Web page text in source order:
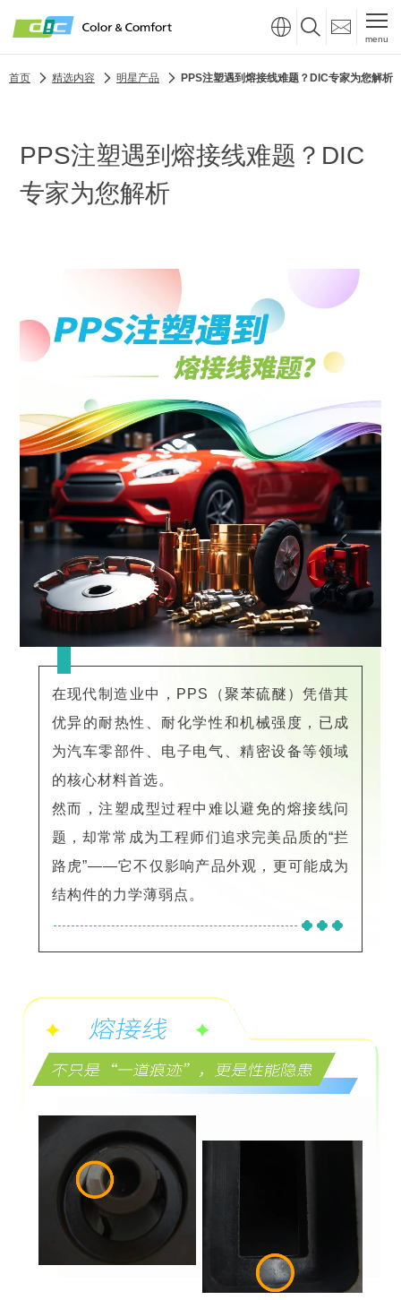
menu
首页 精选内容 明星产品 PPS注塑遇到熔接线难题？DIC专家为您解析
PPS注塑遇到熔接线难题？DIC
专家为您解析
在现代制造业中，PPS（聚苯硫醚）凭借其
优异的耐热性、耐化学性和机械强度，已成
为汽车零部件、电子电气、精密设备等领域
的核心材料首选。
然而，注塑成型过程中难以避免的熔接线问
题，却常常成为工程师们追求完美品质的“拦
路虎”——它不仅影响产品外观，更可能成为
结构件的力学薄弱点。